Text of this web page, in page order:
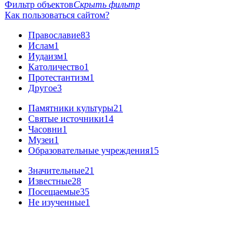
Фильтр объектовСкрыть фильтр
Как пользоваться сайтом?
Православие83
Ислам1
Иудаизм1
Католичество1
Протестантизм1
Другое3
Памятники культуры21
Святые источники14
Часовни1
Музеи1
Образовательные учреждения15
Значительные21
Известные28
Посещаемые35
Не изученные1